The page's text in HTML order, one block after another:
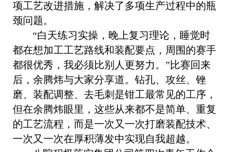
项工艺改进措施，解决了多项生产过程中的瓶
颈问题。
“白天练习实操，晚上复习理论，睡觉时
都在想加工工艺路线和装配要点，周围的赛手
都很优秀，我必须比别人更努力。”比赛回来
后，余腾炜与大家分享道。钻孔、攻丝、锉
磨、装配调整、去毛刺是钳工最常见的工序，
但在余腾炜眼里，这些从来都不是简单、重复
的工艺流程，而是一次又一次打磨装配技术、
一次又一次在厚积薄发中实现自我超越。